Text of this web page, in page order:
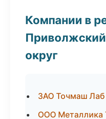
Компании в
округ
ЗАО Точмаш
ООО Металлика